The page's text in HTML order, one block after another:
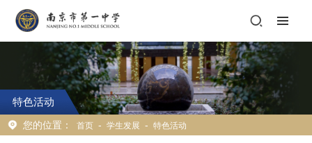
特色活动
您的位置： 首页 - 学生发展 - 特色活动